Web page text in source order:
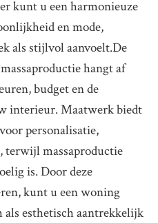
kunt u een harmonieuze
en mode,
als stijlvol aanvoelt.De
hangt af
budget en de
interieur. Maatwerk biedt
personalisatie,
terwijl massaproductie
is. Door deze
kunt u een woning
esthetisch aantrekkelijk